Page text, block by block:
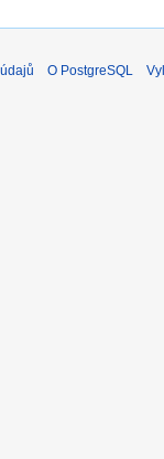
O PostgreSQL